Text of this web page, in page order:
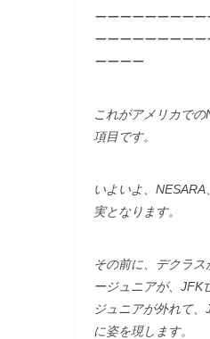
ーーーーーーーー
ーーーーーーーー
ーーーー
これがアメリカで
項目です。
いよいよ、
実となります。
その前に、デクラ
ージュニアが、JFK
ジュニアが外れて
に姿を現します。